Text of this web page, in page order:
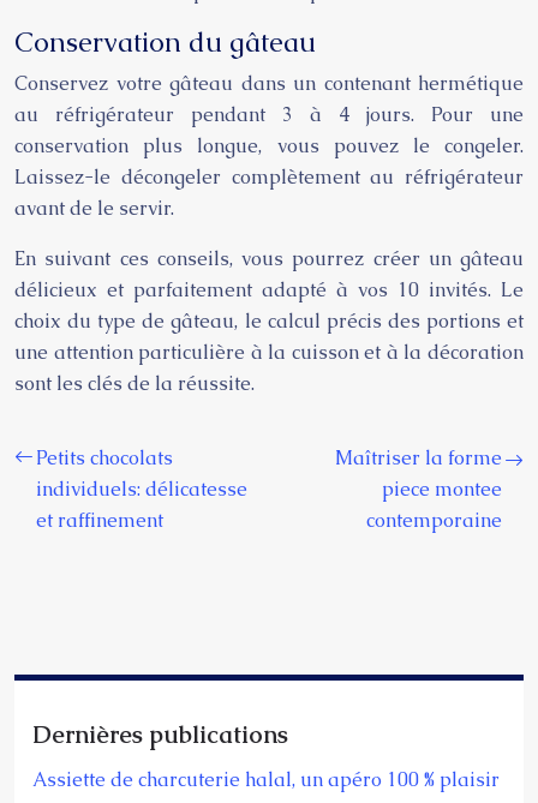
Conservation du gâteau
Conservez votre gâteau dans un contenant hermétique
au réfrigérateur pendant 3 à 4 jours. Pour une
conservation plus longue, vous pouvez le congeler.
Laissez-le décongeler complètement au réfrigérateur
avant de le servir.
En suivant ces conseils, vous pourrez créer un gâteau
délicieux et parfaitement adapté à vos 10 invités. Le
choix du type de gâteau, le calcul précis des portions et
une attention particulière à la cuisson et à la décoration
sont les clés de la réussite.
Petits chocolats
individuels: délicatesse
et raffinement
Maîtriser la forme
piece montee
contemporaine
Dernières publications
Assiette de charcuterie halal, un apéro 100 % plaisir